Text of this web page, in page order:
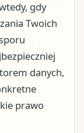
gdy
Twoich
danych,
prawo